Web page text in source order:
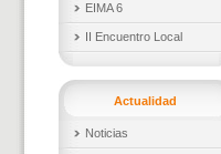
EIMA 6
II Encuentro Local
Actualidad
Noticias